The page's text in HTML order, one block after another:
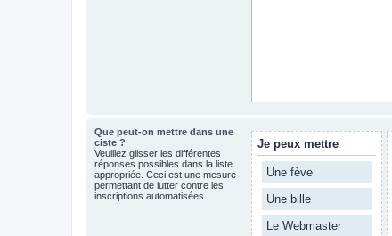
Que peut-on mettre dans une
ciste ?
Veuillez glisser les différentes
réponses possibles dans la liste
appropriée. Ceci est une mesure
permettant de lutter contre les
inscriptions automatisées.
Je peux mettre
Une fève
Une bille
Le Webmaster